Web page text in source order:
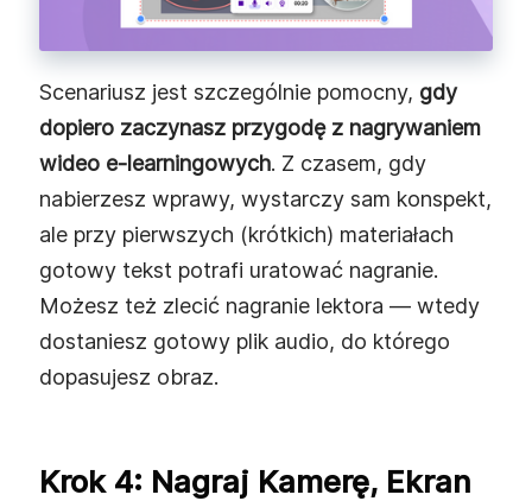
Scenariusz jest szczególnie pomocny, gdy
dopiero zaczynasz przygodę z nagrywaniem
wideo e‑learningowych. Z czasem, gdy
nabierzesz wprawy, wystarczy sam konspekt,
ale przy pierwszych (krótkich) materiałach
gotowy tekst potrafi uratować nagranie.
Możesz też zlecić nagranie lektora — wtedy
dostaniesz gotowy plik audio, do którego
dopasujesz obraz.
Krok 4: Nagraj Kamerę, Ekran